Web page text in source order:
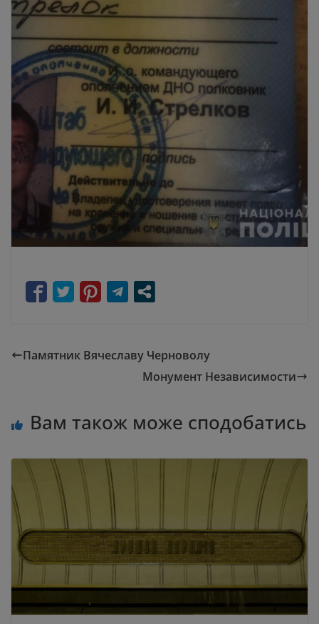
Памятник Вячеславу Черноволу
Монумент Независимости
Вам також може сподобатись